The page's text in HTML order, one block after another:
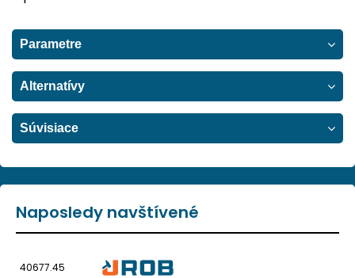
Parametre
Alternatívy
Súvisiace
Naposledy navštívené
40677.45